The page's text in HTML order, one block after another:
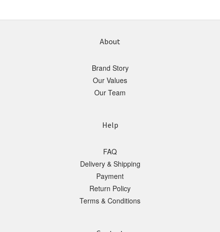
About
Brand Story
Our Values
Our Team
Help
FAQ
Delivery & Shipping
Payment
Return Policy
Terms & Conditions